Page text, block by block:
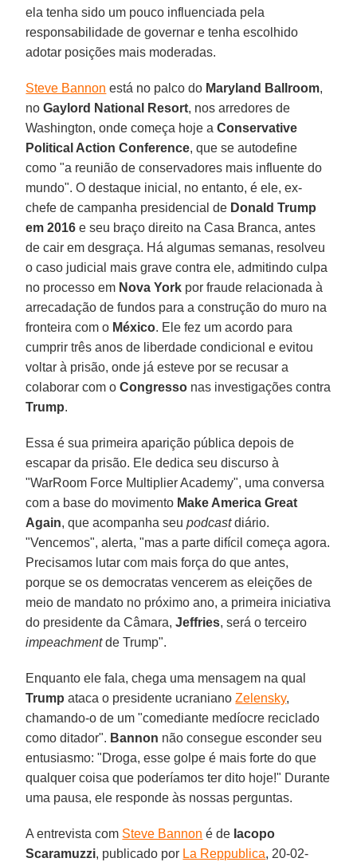
ela tenha sido um pouco influenciada pela
responsabilidade de governar e tenha escolhido
adotar posições mais moderadas.
Steve Bannon está no palco do Maryland Ballroom,
noGaylord National Resort, nos arredores de
Washington, onde começa hoje aConservative
Political Action Conference, que se autodefine
como "a reunião de conservadores mais influente do
mundo". O destaque inicial, no entanto, é ele, ex-
chefe de campanha presidencial de Donald Trump
em 2016 e seu braço direito na Casa Branca, antes
de cair em desgraça. Há algumas semanas, resolveu
o caso judicial mais grave contra ele, admitindo culpa
no processo em Nova York por fraude relacionada à
arrecadação de fundos para a construção do muro na
fronteira com o México. Ele fez um acordo para
cumprir três anos de liberdade condicional e evitou
voltar à prisão, onde já esteve por se recusar a
colaborar com oCongresso nas investigações contra
Trump.
Essa é sua primeira aparição pública depois de
escapar da prisão. Ele dedica seu discurso à
"WarRoom Force Multiplier Academy", uma conversa
com a base do movimento Make America Great
Again, que acompanha seupodcastdiário.
"Vencemos", alerta, "mas a parte difícil começa agora.
Precisamos lutar com mais força do que antes,
porque se os democratas vencerem as eleições de
meio de mandato no próximo ano, a primeira iniciativa
do presidente da Câmara,Jeffries, será o terceiro
impeachmentde Trump".
Enquanto ele fala, chega uma mensagem na qual
Trump ataca o presidente ucranianoZelensky,
chamando-o de um "comediante medíocre reciclado
como ditador". Bannon não consegue esconder seu
entusiasmo: "Droga, esse golpe é mais forte do que
qualquer coisa que poderíamos ter dito hoje!" Durante
uma pausa, ele responde às nossas perguntas.
A entrevista com Steve Bannon é de Iacopo
Scaramuzzi, publicado por La Reppublica, 20-02-